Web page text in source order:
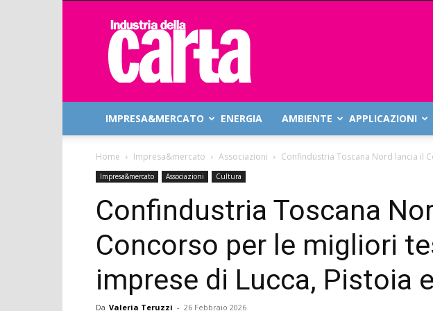
Industria
della
Carta
IMPRESA&MERCATO ENERGIA AMBIENTE APPLICAZIONI
Home Impresa&mercato Associazioni Confindustria Toscana Nord lancia il
Impresa&mercato Associazioni Cultura
Confindustria Toscana
Concorso per le migliori
imprese di Lucca, Pistoia
Da Valeria Teruzzi - 26 Febbraio 2026